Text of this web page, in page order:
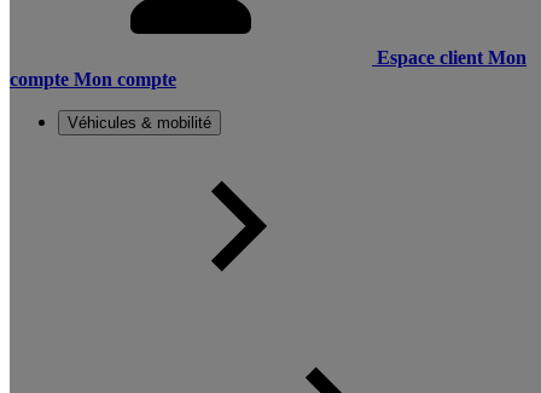
Espace client Mon
compte Mon compte
Véhicules & mobilité